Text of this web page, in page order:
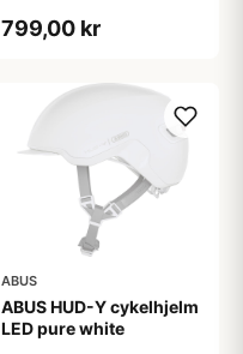
799,00 kr
ABUS
ABUS HUD-Y cykelhjelm
LED pure white